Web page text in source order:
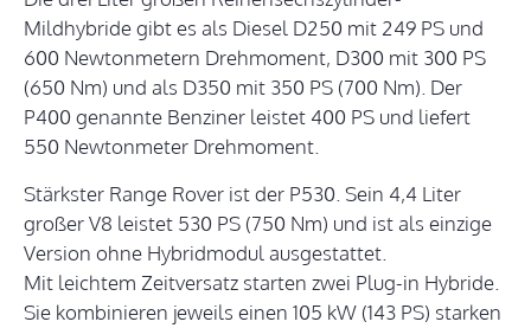
Mildhybride gibt es als Diesel D250 mit 249 PS und
600 Newtonmetern Drehmoment, D300 mit 300 PS
(650 Nm) und als D350 mit 350 PS (700 Nm). Der
P400 genannte Benziner leistet 400 PS und liefert
550 Newtonmeter Drehmoment.
Stärkster Range Rover ist der P530. Sein 4,4 Liter
großer V8 leistet 530 PS (750 Nm) und ist als einzige
Version ohne Hybridmodul ausgestattet.
Mit leichtem Zeitversatz starten zwei Plug-in Hybride.
Sie kombinieren jeweils einen 105 kW (143 PS) starken